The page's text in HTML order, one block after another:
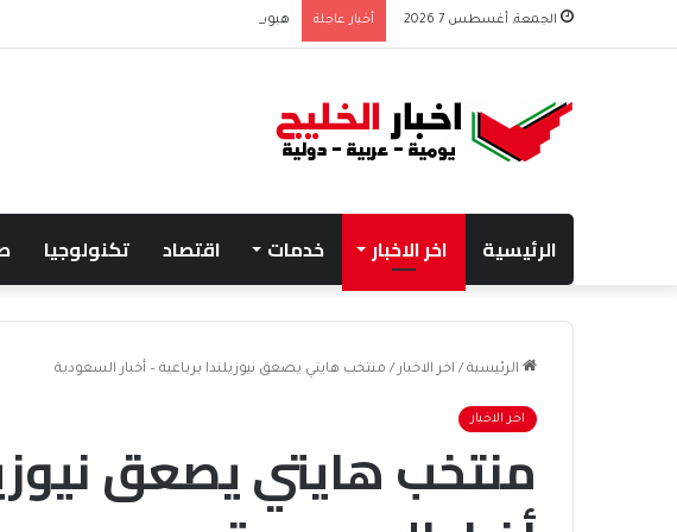
الجمعة, أغسطس 7 2026 أخبار عاجلة هبوط الأسهم والذهب وصعود النفط يعقّد مسار
الرئيسية اخر الاخبار خدمات اقتصاد تكنولوجيا
الرئيسية / اخر الاخبار / منتخب هايتي يصعق نيوزيلندا برباعية – أخبار السعودية
اخر الاخبار
منتخب هايتي يصعق